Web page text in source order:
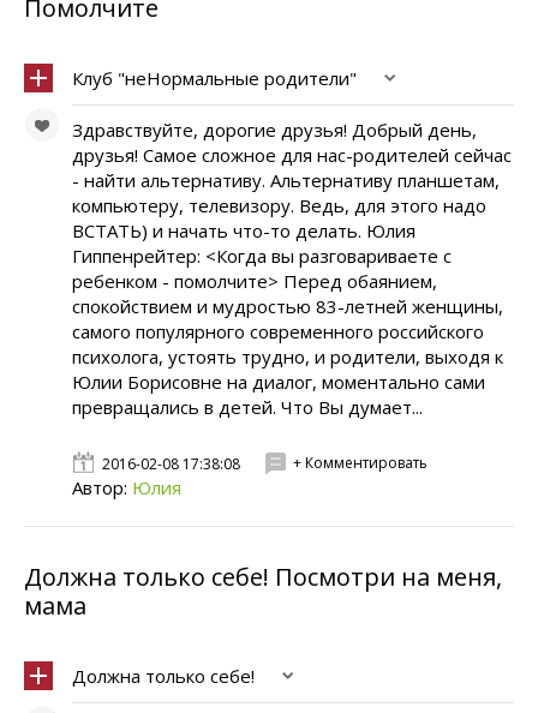
Помолчите
Клуб "неНормальные родители"
Здравствуйте, дорогие друзья! Добрый день,
друзья! Самое сложное для нас-родителей сейчас
- найти альтернативу. Альтернативу планшетам,
компьютеру, телевизору. Ведь, для этого надо
ВСТАТЬ) и начать что-то делать. Юлия
Гиппенрейтер: <Когда вы разговариваете с
ребенком - помолчите> Перед обаянием,
спокойствием и мудростью 83-летней женщины,
самого популярного современного российского
психолога, устоять трудно, и родители, выходя к
Юлии Борисовне на диалог, моментально сами
превращались в детей. Что Вы думает...
2016-02-08 17:38:08 + Комментировать
Автор: Юлия
Должна только себе! Посмотри на меня,
мама
Должна только себе!